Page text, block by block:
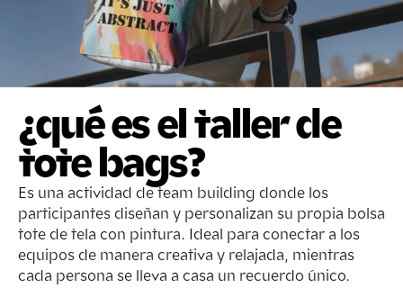
¿qué es el taller de
tote bags?
Es una actividad de team building donde los
participantes diseñan y personalizan su propia bolsa
tote de tela con pintura. Ideal para conectar a los
equipos de manera creativa y relajada, mientras
cada persona se lleva a casa un recuerdo único.